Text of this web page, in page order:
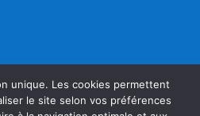
unique. Les cookies permettent
le site selon vos préférences